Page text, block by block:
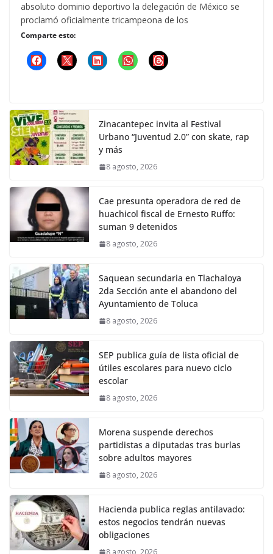
absoluto dominio deportivo la delegación de México se
proclamó oficialmente tricampeona de los
Comparte esto:
Zinacantepec invita al Festival
Urbano “Juventud 2.0” con skate, rap
y más
8 agosto, 2026
Cae presunta operadora de red de
huachicol fiscal de Ernesto Ruffo:
suman 9 detenidos
8 agosto, 2026
Saquean secundaria en Tlachaloya
2da Sección ante el abandono del
Ayuntamiento de Toluca
8 agosto, 2026
SEP publica guía de lista oficial de
útiles escolares para nuevo ciclo
escolar
8 agosto, 2026
Morena suspende derechos
partidistas a diputadas tras burlas
sobre adultos mayores
8 agosto, 2026
Hacienda publica reglas antilavado:
estos negocios tendrán nuevas
obligaciones